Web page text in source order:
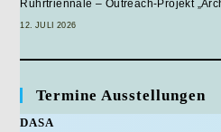
Ruhrtriennale – Outreach-Projekt
12. JULI 2026
Termine Ausstellungen
DASA